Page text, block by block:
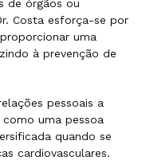
de órgãos ou
Costa esforça-se por
uma
à prevenção de
pessoais a
uma pessoa
quando se
cardiovasculares.